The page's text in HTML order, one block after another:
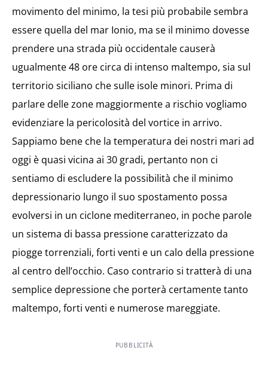
movimento del minimo, la tesi più probabile sembra
essere quella del mar Ionio, ma se il minimo dovesse
prendere una strada più occidentale causerà
ugualmente 48 ore circa di intenso maltempo, sia sul
territorio siciliano che sulle isole minori. Prima di
parlare delle zone maggiormente a rischio vogliamo
evidenziare la pericolosità del vortice in arrivo.
Sappiamo bene che la temperatura dei nostri mari ad
oggi è quasi vicina ai 30 gradi, pertanto non ci
sentiamo di escludere la possibilità che il minimo
depressionario lungo il suo spostamento possa
evolversi in un ciclone mediterraneo, in poche parole
un sistema di bassa pressione caratterizzato da
piogge torrenziali, forti venti e un calo della pressione
al centro dell’occhio. Caso contrario si tratterà di una
semplice depressione che porterà certamente tanto
maltempo, forti venti e numerose mareggiate.
PUBBLICITÀ